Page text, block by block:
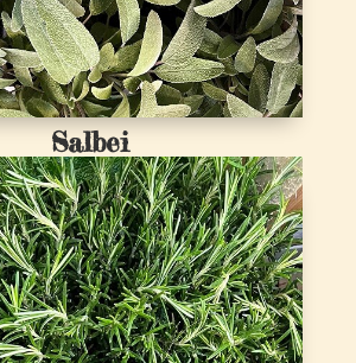
Salbei